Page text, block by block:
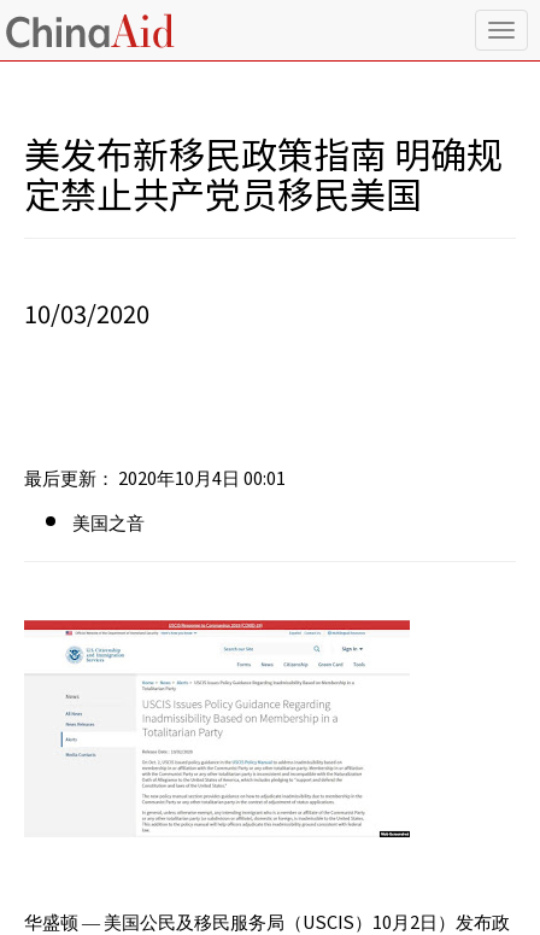
T
o
n
美发布新移民政策指南 明确规
定禁止共产党员移民美国
10/03/2020
最后更新： 2020年10 月 4日 00:01
美国之音
华盛顿 — 美国公民及移民服务局（USCIS） 10 月 2日）发布政